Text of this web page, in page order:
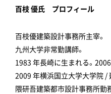
百枝 優氏 プロフィール
百枝優建築設計事務所主宰。
九州大学非常勤講師。
1983 年長崎に生まれる。
2009 年横浜国立大学大学院 /
隈研吾建築都市設計事務所勤